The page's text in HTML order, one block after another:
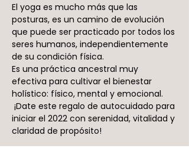
El yoga es mucho más que las
posturas, es un camino de evolución
que puede ser practicado por todos los
seres humanos, independientemente
de su condición física.
Es una práctica ancestral muy
efectiva para cultivar el bienestar
holístico: físico, mental y emocional.
¡Date este regalo de autocuidado para
iniciar el 2022 con serenidad, vitalidad y
claridad de propósito!